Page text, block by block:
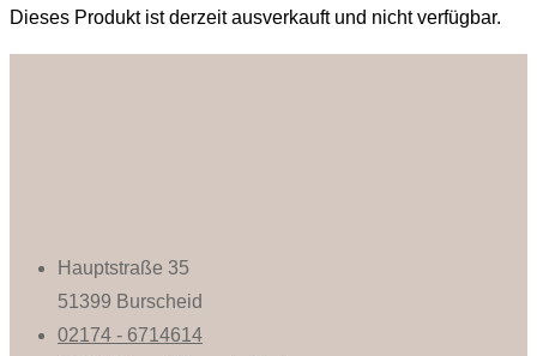
Dieses Produkt ist derzeit ausverkauft und nicht verfügbar.
Hauptstraße 35
51399 Burscheid
02174 - 6714614